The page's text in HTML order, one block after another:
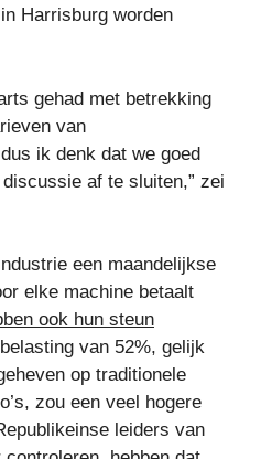
Harrisburg worden
gehad met betrekking
van
ik denk dat we goed
af te sluiten,” zei
een maandelijkse
elke machine betaalt
ook hun steun
van 52%, gelijk
op traditionele
zou een veel hogere
leiders van